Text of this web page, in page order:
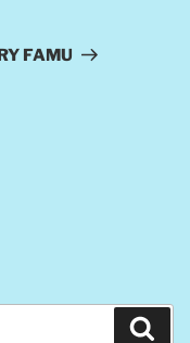
FAMU